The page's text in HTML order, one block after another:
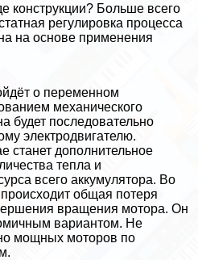
конструкции? Больше всего
регулировка процесса
на основе применения
о переменном
механического
будет последовательно
электродвигателю.
станет дополнительное
тепла и
всего аккумулятора. Во
общая потеря
вращения мотора. Он
вариантом. Не
мощных моторов по